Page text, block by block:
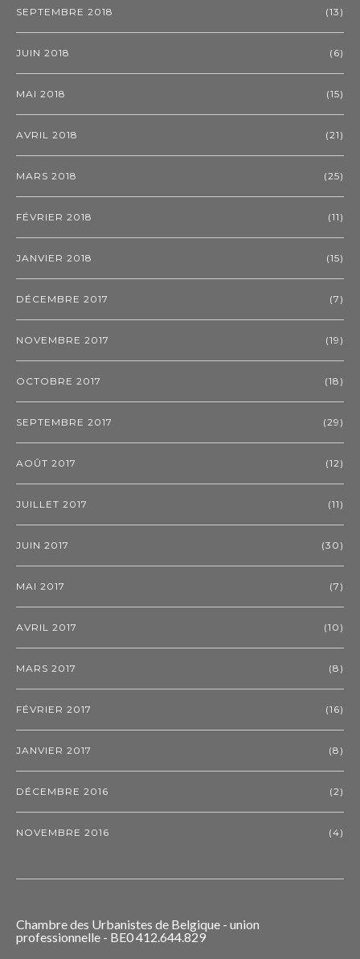
SEPTEMBRE 2018 (13)
JUIN 2018 (6)
MAI 2018 (15)
AVRIL 2018 (21)
MARS 2018 (25)
FÉVRIER 2018 (11)
JANVIER 2018 (15)
DÉCEMBRE 2017 (7)
NOVEMBRE 2017 (19)
OCTOBRE 2017 (18)
SEPTEMBRE 2017 (29)
AOÛT 2017 (12)
JUILLET 2017 (11)
JUIN 2017 (30)
MAI 2017 (7)
AVRIL 2017 (10)
MARS 2017 (8)
FÉVRIER 2017 (16)
JANVIER 2017 (8)
DÉCEMBRE 2016 (2)
NOVEMBRE 2016 (4)
Chambre des Urbanistes de Belgique - union
professionnelle - BE0 412.644.829